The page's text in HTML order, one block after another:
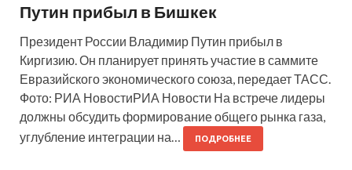
Путин прибыл в Бишкек
Президент России Владимир Путин прибыл в
Киргизию. Он планирует принять участие в саммите
Евразийского экономического союза, передает ТАСС.
Фото: РИА НовостиРИА Новости На встрече лидеры
должны обсудить формирование общего рынка газа,
углубление интеграции на…
ПОДРОБНЕЕ